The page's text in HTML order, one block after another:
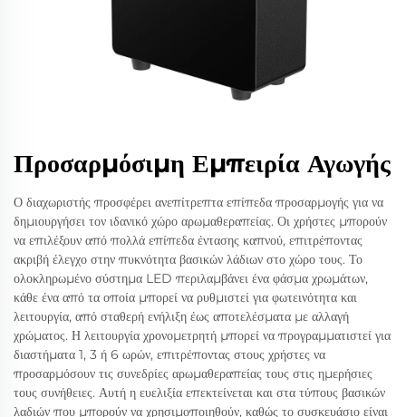
Προσαρμόσιμη Εμπειρία Αγωγής
Ο διαχωριστής προσφέρει ανεπίτρεπτα επίπεδα προσαρμογής για να
δημιουργήσει τον ιδανικό χώρο αρωμαθεραπείας. Οι χρήστες μπορούν
να επιλέξουν από πολλά επίπεδα έντασης καπνού, επιτρέποντας
ακριβή έλεγχο στην πυκνότητα βασικών λάδιων στο χώρο τους. Το
ολοκληρωμένο σύστημα LED περιλαμβάνει ένα φάσμα χρωμάτων,
κάθε ένα από τα οποία μπορεί να ρυθμιστεί για φωτεινότητα και
λειτουργία, από σταθερή ενήλιξη έως αποτελέσματα με αλλαγή
χρώματος. Η λειτουργία χρονομετρητή μπορεί να προγραμματιστεί για
διαστήματα 1, 3 ή 6 ωρών, επιτρέποντας στους χρήστες να
προσαρμόσουν τις συνεδρίες αρωμαθεραπείας τους στις ημερήσιες
τους συνήθειες. Αυτή η ευελιξία επεκτείνεται και στα τύπους βασικών
λαδιών που μπορούν να χρησιμοποιηθούν, καθώς το συσκευάσιο είναι